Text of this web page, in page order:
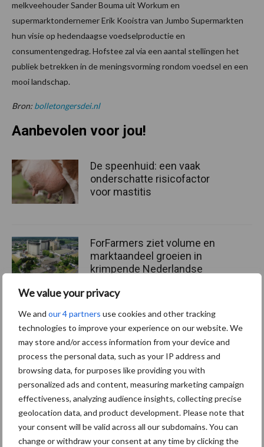
We value your privacy
We and our 4 partners use cookies and other tracking
technologies to improve your experience on our website. We
may store and/or access information from your device and
process the personal data, such as your IP address and
browsing data, for purposes like providing you with
personalized ads and content, measuring marketing campaign
effectiveness, analyzing audience insights, collecting precise
geolocation data, and product development. Please note that
your consent will be valid across all our subdomains. You can
change or withdraw your consent at any time by clicking the
melkveehouder Sander Bouma uit Workum en
supermarktondernemer Erik Kooistra van Jumbo Supermarkten
hun visie op hedendaagse voedselproductie en
consumentengedrag. Hofstee zal via een aantal stellingen het
publiek betrekken in de meningsvorming rondom voedsel en een
mooi landschap.
Bron: bolletongersdei.nl
Aanbevolen voor jou!
De speenhuid: een vaak
onderschatte risicofactor
voor mastitis
ForFarmers ziet volume en
marktaandeel groeien in
krimpende Nederlandse
Tien praktische tips voor
een langere levensduur
Themapagina's